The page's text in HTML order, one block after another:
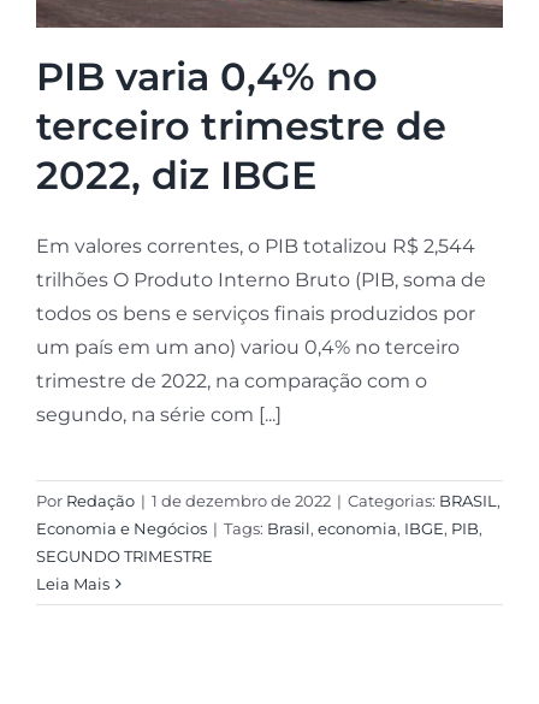
PIB varia 0,4% no
terceiro trimestre de
2022, diz IBGE
Em valores correntes, o PIB totalizou R$ 2,544
trilhões O Produto Interno Bruto (PIB, soma de
todos os bens e serviços finais produzidos por
um país em um ano) variou 0,4% no terceiro
trimestre de 2022, na comparação com o
segundo, na série com [...]
Por Redação | 1 de dezembro de 2022 | Categorias: BRASIL,
Economia e Negócios | Tags: Brasil, economia, IBGE, PIB,
SEGUNDO TRIMESTRE
Leia Mais